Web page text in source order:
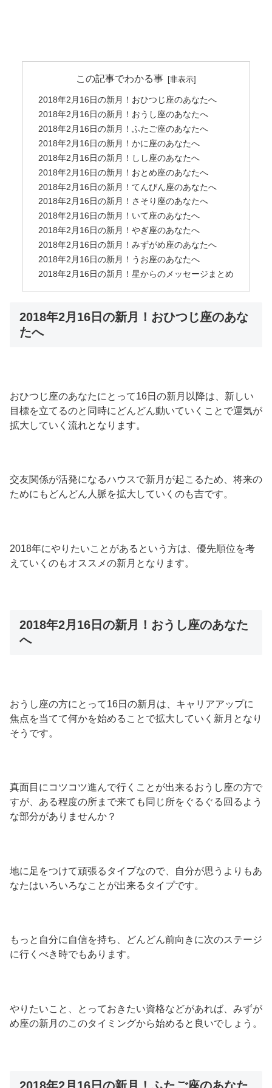
この記事でわかる事
2018年2月16日の新月！おひつじ座のあなたへ
2018年2月16日の新月！おうし座のあなたへ
2018年2月16日の新月！ふたご座のあなたへ
2018年2月16日の新月！かに座のあなたへ
2018年2月16日の新月！しし座のあなたへ
2018年2月16日の新月！おとめ座のあなたへ
2018年2月16日の新月！てんびん座のあなたへ
2018年2月16日の新月！さそり座のあなたへ
2018年2月16日の新月！いて座のあなたへ
2018年2月16日の新月！やぎ座のあなたへ
2018年2月16日の新月！みずがめ座のあなたへ
2018年2月16日の新月！うお座のあなたへ
2018年2月16日の新月！星からのメッセージまとめ
2018年2月16日の新月！おひつじ座のあな
たへ
おひつじ座のあなたにとって16日の新月以降は、新しい
目標を立てるのと同時にどんどん動いていくことで運気が
拡大していく流れとなります。
交友関係が活発になるハウスで新月が起こるため、将来の
ためにもどんどん人脈を拡大していくのも吉です。
2018年にやりたいことがあるという方は、優先順位を考
えていくのもオススメの新月となります。
2018年2月16日の新月！おうし座のあなた
へ
おうし座の方にとって16日の新月は、キャリアアップに
焦点を当てて何かを始めることで拡大していく新月となり
そうです。
真面目にコツコツ進んで行くことが出来るおうし座の方で
すが、ある程度の所まで来ても同じ所をぐるぐる回るよう
な部分がありませんか？
地に足をつけて頑張るタイプなので、自分が思うよりもあ
なたはいろいろなことが出来るタイプです。
もっと自分に自信を持ち、どんどん前向きに次のステージ
に行くべき時でもあります。
やりたいこと、とっておきたい資格などがあれば、みずが
め座の新月のこのタイミングから始めると良いでしょう。